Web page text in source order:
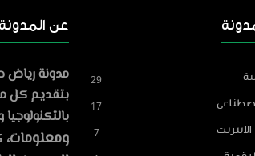
29
17
7
عن المدونة
مدونة رياض
بتقديم كل
ومعلومات،